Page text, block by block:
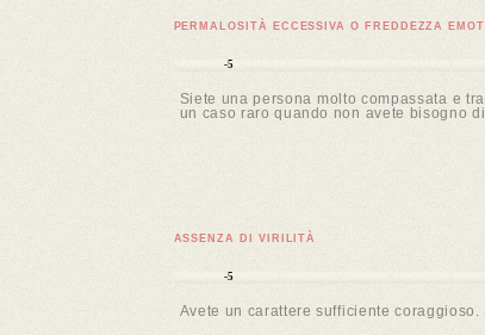
PERMALOSITÀ ECCESSIVA O FREDDEZZA
-5
Siete una persona molto compassata e
un caso raro quando non avete bisogno
ASSENZA DI VIRILITÀ
-5
Avete un carattere sufficiente